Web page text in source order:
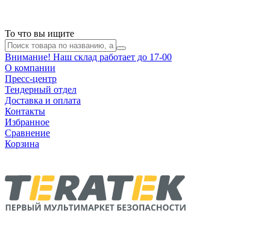
То что вы ищите
Внимание! Наш склад работает до 17-00
О компании
Пресс-центр
Тендерный отдел
Доставка и оплата
Контакты
Избранное
Сравнение
Корзина